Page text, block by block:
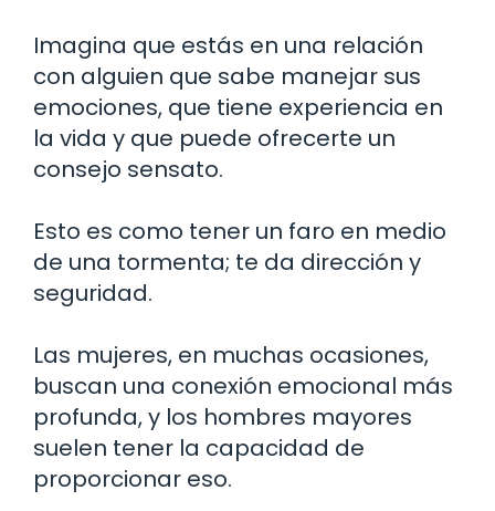
Imagina que estás en una relación
con alguien que sabe manejar sus
emociones, que tiene experiencia en
la vida y que puede ofrecerte un
consejo sensato.
Esto es como tener un faro en medio
de una tormenta; te da dirección y
seguridad.
Las mujeres, en muchas ocasiones,
buscan una conexión emocional más
profunda, y los hombres mayores
suelen tener la capacidad de
proporcionar eso.